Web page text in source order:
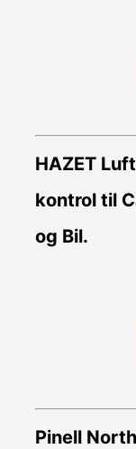
HAZET
kontrol til
og Bil.
Pinell